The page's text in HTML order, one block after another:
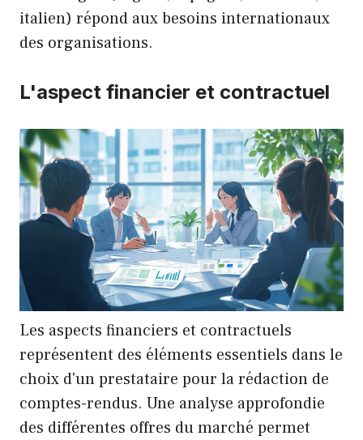
italien) répond aux besoins internationaux
des organisations.
L'aspect financier et contractuel
Les aspects financiers et contractuels
représentent des éléments essentiels dans le
choix d'un prestataire pour la rédaction de
comptes-rendus. Une analyse approfondie
des différentes offres du marché permet